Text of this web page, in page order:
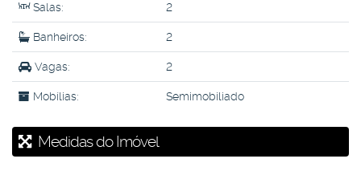
Salas: 2
Banheiros: 2
Vagas: 2
Mobílias: Semimobiliado
Medidas do Imóvel